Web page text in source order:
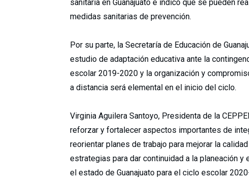
sanitaria en Guanajuato e indicó que se pueden
medidas sanitarias de prevención.
Por su parte, la Secretaría de Educación de
estudio de adaptación educativa ante la
escolar 2019-2020 y la organización y
a distancia será elemental en el inicio del ciclo.
Virginia Aguilera Santoyo, Presidenta de la
reforzar y fortalecer aspectos importantes de
reorientar planes de trabajo para mejorar la
estrategias para dar continuidad a la planeación
el estado de Guanajuato para el ciclo escolar